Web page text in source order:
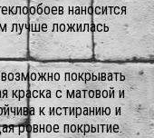
наносится
лучше ложилась
покрывать
краска с матовой и
к истиранию и
ровное покрытие.